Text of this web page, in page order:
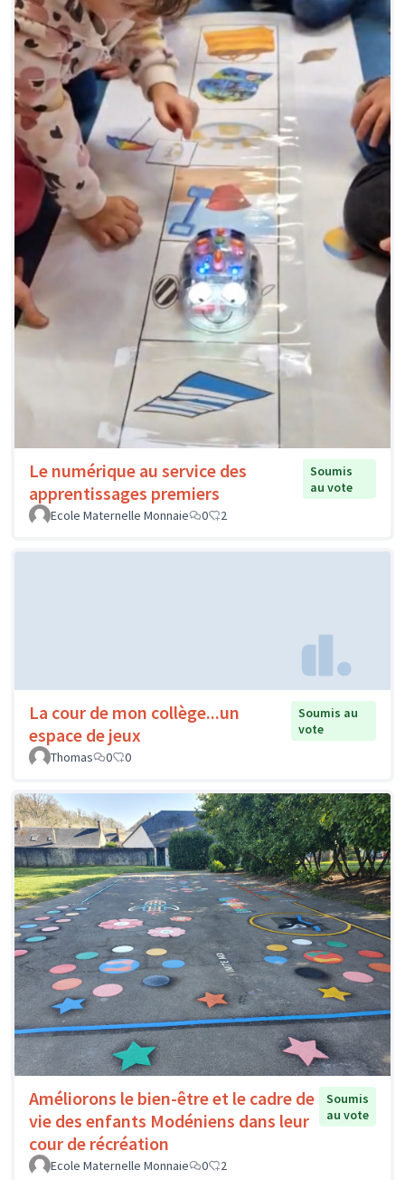
Le numérique au service des
apprentissages premiers
Soumis
au vote
Ecole Maternelle Monnaie
0 2
La cour de mon collège...un
espace de jeux
Soumis au
vote
Thomas
0 0
Améliorons le bien-être et le cadre de
vie des enfants Modéniens dans leur
cour de récréation
Soumis
au vote
Ecole Maternelle Monnaie 0 2